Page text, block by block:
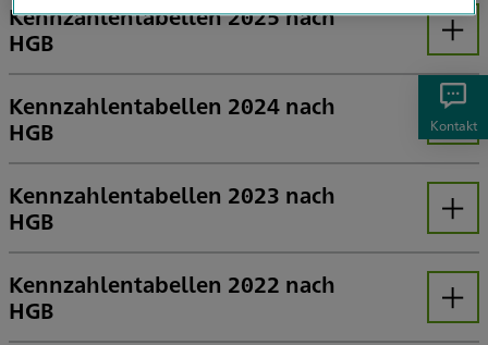
Kontakt
Kennzahlentabellen 2025 nach
HGB
Öffnen
Kennzahlentabellen 2024 nach
HGB
Öffnen
Kennzahlentabellen 2023 nach
HGB
Öffnen
Kennzahlentabellen 2022 nach
HGB